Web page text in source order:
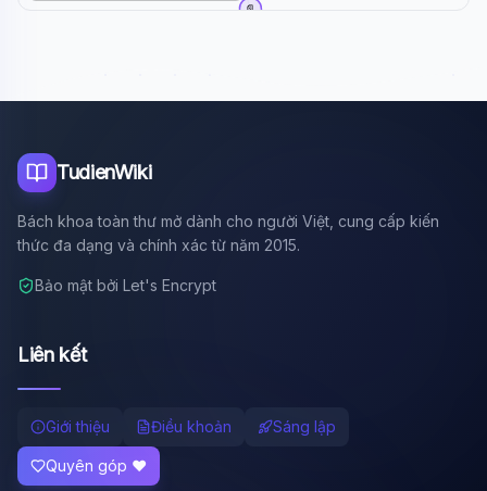
📄
TudienWiki
Bách khoa toàn thư mở dành cho người Việt, cung cấp kiến
thức đa dạng và chính xác từ năm 2015.
Bảo mật bởi Let's Encrypt
Liên kết
Giới thiệu Điều khoản Sáng lập
Quyên góp ❤️